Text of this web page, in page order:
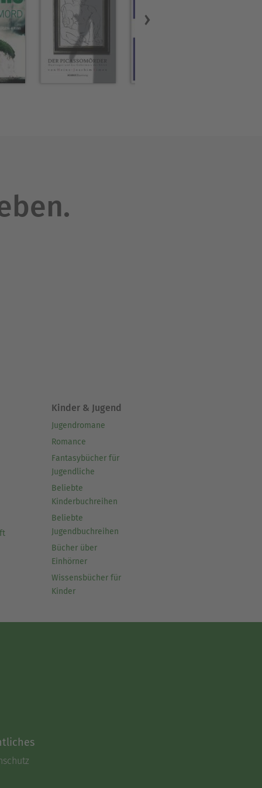
Kinder & Jugend
Jugendromane
Romance
Fantasybücher für
Jugendliche
Beliebte
Kinderbuchreihen
Beliebte
Jugendbuchreihen
Bücher über
Einhörner
Wissensbücher für
Kinder